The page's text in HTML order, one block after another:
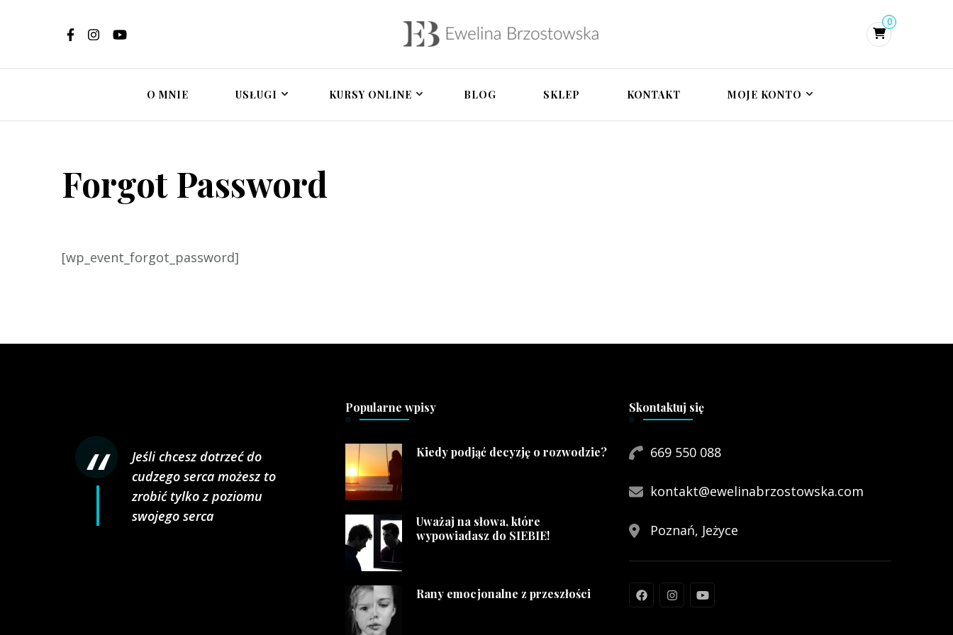
Ewelina Brzostowska – psycholożka i psychoterapeutka
integracyjna, zdrada i trauma
Psychoterapia, terapia par, rozwój osobisty, pomoc po zdradzie, terapia traumy 0
O MNIE USŁUGI KURSY ONLINE BLOG SKLEP KONTAKT MOJE KONTO
Forgot Password
[wp_event_forgot_password]
Jeśli chcesz dotrzeć do
cudzego serca możesz to
zrobić tylko z poziomu
swojego serca
Popularne wpisy
Kiedy podjąć decyzję o rozwodzie?
Uważaj na słowa, które
wypowiadasz do SIEBIE!
Rany emocjonalne z przeszłości
Skontaktuj się
669 550 088
kontakt@ewelinabrzostowska.com
Poznań, Jeżyce